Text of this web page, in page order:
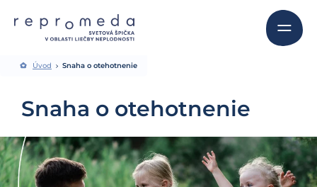
Úvod Snaha o otehotnenie
Snaha o otehotnenie